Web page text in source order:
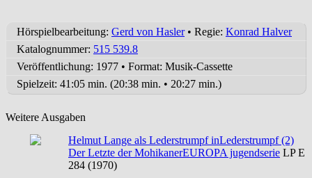
Hörspielbearbeitung: Gerd von Hasler• Regie: Konrad Halver
Katalognummer: 515 539.8
Veröffentlichung: 1977 • Format: Musik-Cassette
Spielzeit: 41:05 min. (20:38 min. • 20:27 min.)
Weitere Ausgaben
Helmut Lange als Lederstrumpf inLederstrumpf (2)
Der Letzte der MohikanerEUROPA jugendserie LP E
284 (1970)